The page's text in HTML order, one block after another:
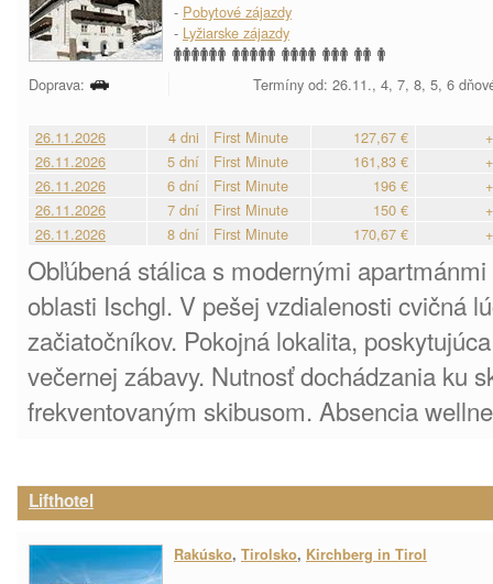
- Pobytové zájazdy
- Lyžiarske zájazdy
Doprava: Termíny od: 26.11., 4, 7, 8, 5, 6
26.11.2026 4 dni First Minute 127,67 €
26.11.2026
5 dní First Minute 161,83 €
26.11.2026
6 dní First Minute 196 €
26.11.2026
7 dní First Minute 150 €
26.11.2026
8 dní First Minute 170,67 €
Obľúbená stálica s modernými
oblasti Ischgl. V pešej vzdialenosti cvičná
začiatočníkov. Pokojná lokalita,
večernej zábavy. Nutnosť dochádzania ku
frekventovaným skibusom. Absencia
Lifthotel
Rakúsko, Tirolsko, Kirchberg in Tirol